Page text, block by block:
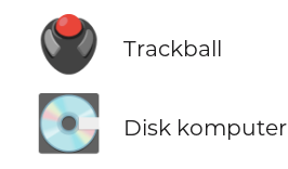
🖲️ Trackball
💽 Disk komputer